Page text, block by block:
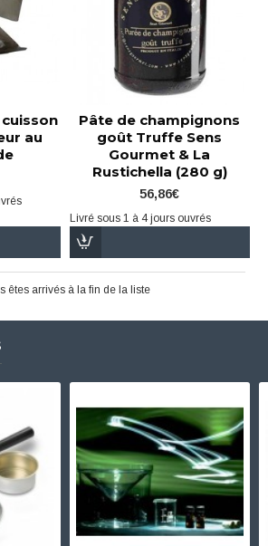
au
Pâte de champignons
goût Truffe Sens
Gourmet & La
Rustichella (280 g)
56,86€
Livré sous 1 à 4 jours ouvrés
êtes arrivés à la fin de la liste